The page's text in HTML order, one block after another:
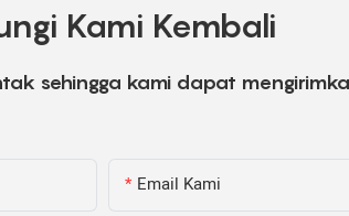
Kami Kembali
sehingga kami dapat
Email Kami